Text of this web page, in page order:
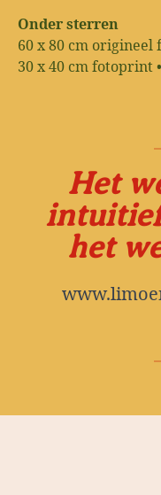
Onder sterren
60 x 80 cm origineel
30 x 40 cm fotoprint
Het
het